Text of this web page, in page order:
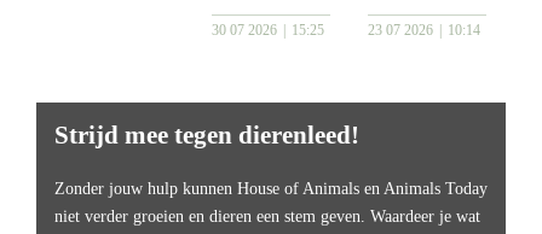
30 07 2026 15:25 23 07 2026 10:14
Strijd mee tegen dierenleed!
Zonder jouw hulp kunnen House of Animals en Animals Today
niet verder groeien en dieren een stem geven. Waardeer je wat